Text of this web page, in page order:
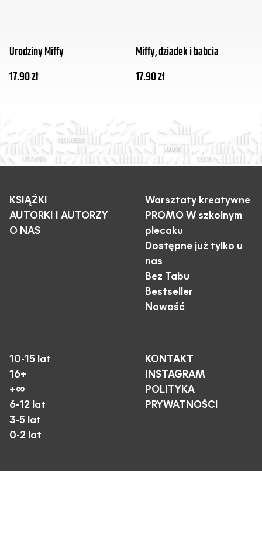
Urodziny Miffy
17.90zł
Miffy, dziadek i babcia
17.90zł
KSIĄŻKI
AUTORKI I AUTORZY
O NAS
Warsztaty kreatywne
PROMO W szkolnym
plecaku
Dostępne już tylko u
nas
Bez Tabu
Bestseller
Nowość
10-15 lat
16+
+∞
6-12 lat
3-5 lat
0-2 lat
KONTAKT
INSTAGRAM
POLITYKA
PRYWATNOŚCI